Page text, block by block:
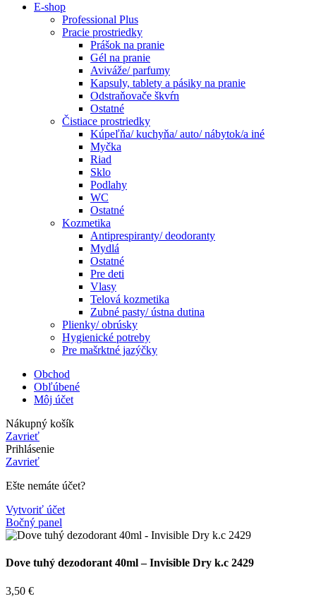
E-shop
Professional Plus
Pracie prostriedky
Prášok na pranie
Gél na pranie
Aviváže/ parfumy
Kapsuly, tablety a pásiky na pranie
Odstraňovače škvŕn
Ostatné
Čistiace prostriedky
Kúpeľňa/ kuchyňa/ auto/ nábytok/a iné
Myčka
Riad
Sklo
Podlahy
WC
Ostatné
Kozmetika
Antiprespiranty/ deodoranty
Mydlá
Ostatné
Pre deti
Vlasy
Telová kozmetika
Zubné pasty/ ústna dutina
Plienky/ obrúsky
Hygienické potreby
Pre mašrktné jazýčky
Obchod
Obľúbené
Môj účet
Nákupný košík
Zavrieť
Prihlásenie
Zavrieť
Ešte nemáte účet?
Vytvoriť účet
Bočný panel
Dove tuhý dezodorant 40ml – Invisible Dry k.c 2429
3,50 €